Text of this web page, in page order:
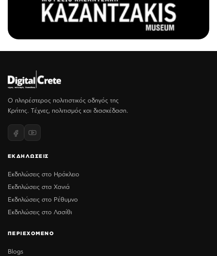
Ο πληρέστερος πολιτιστικός οδηγός της
Κρήτης. Τέχνες, πολιτισμός και διασκέδαση.
ΕΚΔΗΛΩΣΕΙΣ
Εκδηλώσεις στο Ηράκλειο
Εκδηλώσεις στα Χανιά
Εκδηλώσεις στο Ρέθυμνο
Εκδηλώσεις στο Λασίθι
ΠΕΡΙΕΧΟΜΕΝΟ
Blogs